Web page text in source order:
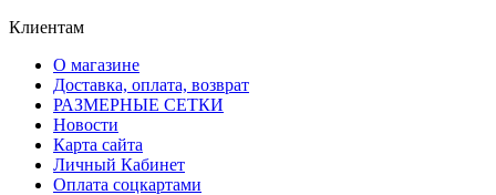
Клиентам
О магазине
Доставка, оплата, возврат
РАЗМЕРНЫЕ СЕТКИ
Новости
Карта сайта
Личный Кабинет
Оплата соцкартами